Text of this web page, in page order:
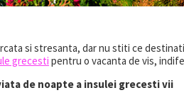
si stresanta, dar nu stiti ce
grecesti pentru o vacanta de vis,
de noapte a insulei grecesti vii